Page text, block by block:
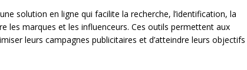
solution en ligne qui facilite la recherche, l’identification, la
les marques et les influenceurs. Ces outils permettent aux
leurs campagnes publicitaires et d’atteindre leurs objectifs